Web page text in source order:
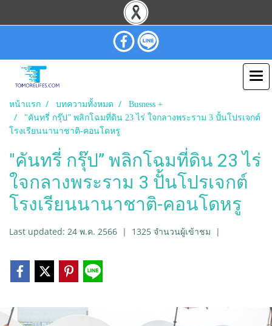
หน้าแรก บทความทั้งหมด
Busness +
"คันทรี่ กรุ๊ป” พลิกโฉมที่ดิน 23 ไร่ ใจกลางพระราม 3 ปั้นโปรเจกต์
โรงเรียนนานาชาติ-คอนโดหรู
"คันทรี่ กรุ๊ป” พลิกโฉมที่ดิน 23 ไร่
ใจกลางพระราม 3 ปั้นโปรเจกต์
โรงเรียนนานาชาติ-คอนโดหรู
Last updated: 24 พ.ค. 2566 | 1325 จำนวนผู้เข้าชม |